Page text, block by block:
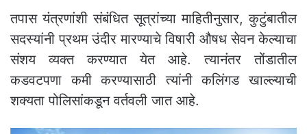
तपास यंत्रणांशी संबंधित सूत्रांच्या माहितीनुसार, कुटुंबातील
सदस्यांनी प्रथम उंदीर मारण्याचे विषारी औषध सेवन केल्याचा
संशय व्यक्त करण्यात येत आहे. त्यानंतर तोंडातील
कडवटपणा कमी करण्यासाठी त्यांनी कलिंगड खाल्ल्याची
शक्यता पोलिसांकडून वर्तवली जात आहे.